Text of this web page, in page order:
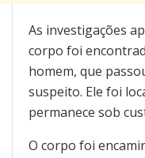
As investigações
corpo foi
homem, que
suspeito. Ele foi
permanece sob
O corpo foi